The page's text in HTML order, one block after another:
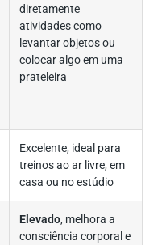
diretamente
atividades como
levantar objetos ou
colocar algo em uma
prateleira
Excelente, ideal para
treinos ao ar livre, em
casa ou no estúdio
Elevado, melhora a
consciência corporal e